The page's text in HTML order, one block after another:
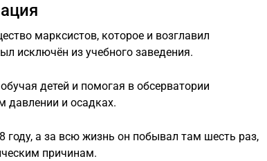
марксистов, которое и возглавил
исключён из учебного заведения.
детей и помогая в обсерватории
давлении и осадках.
году, а за всю жизнь он побывал там шесть раз,
причинам.